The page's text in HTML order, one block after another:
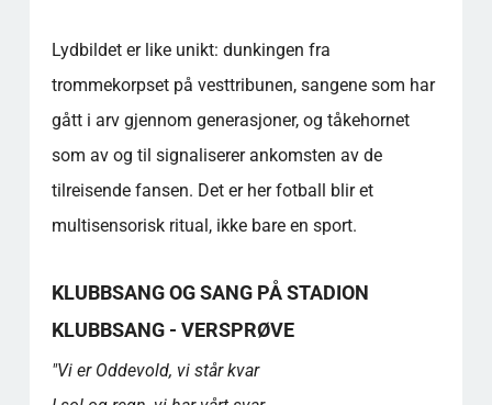
Lydbildet er like unikt: dunkingen fra
trommekorpset på vesttribunen, sangene som har
gått i arv gjennom generasjoner, og tåkehornet
som av og til signaliserer ankomsten av de
tilreisende fansen. Det er her fotball blir et
multisensorisk ritual, ikke bare en sport.
KLUBBSANG OG SANG PÅ STADION
KLUBBSANG - VERSPRØVE
"Vi er Oddevold, vi står kvar